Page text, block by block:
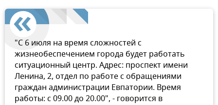
"С 6 июля на время сложностей с
жизнеобеспечением города будет работать
ситуационный центр. Адрес: проспект имени
Ленина, 2, отдел по работе с обращениями
граждан администрации Евпатории. Время
работы: с 09.00 до 20.00", - говорится в